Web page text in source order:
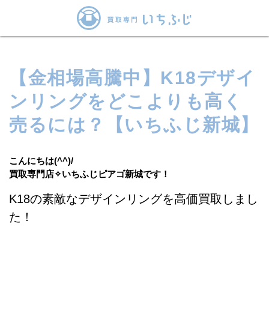
【金相場高騰中】K18デザイ
ンリングをどこよりも高く
売るには？【いちふじ新城】
こんにちは(^^)/
買取専門店✧いちふじピアゴ新城です！
K18の素敵なデザインリングを高価買取しまし
た！